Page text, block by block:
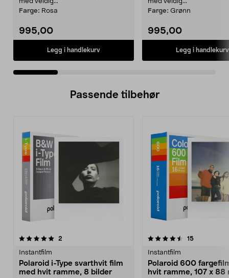
Farge: Rosa
995,00
Legg i handlekurv
Farge: Grønn
995,00
Legg i handlekurv
Passende tilbehør
2
Instantfilm
Polaroid i-Type svarthvit film
med hvit ramme, 8 bilder
4.5av 5 stjerner 15anmeldelser
Instantfilm
Polaroid 600
hvit ramme, 107 x 88
0.0 av 5 stjerner